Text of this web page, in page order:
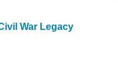
War Legacy